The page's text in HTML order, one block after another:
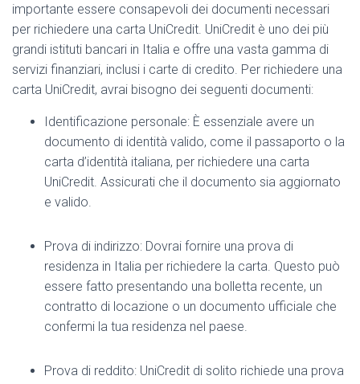
importante essere consapevoli dei documenti necessari
per richiedere una carta UniCredit. UniCredit è uno dei più
grandi istituti bancari in Italia e offre una vasta gamma di
servizi finanziari, inclusi i carte di credito. Per richiedere una
carta UniCredit, avrai bisogno dei seguenti documenti:
Identificazione personale: È essenziale avere un
documento di identità valido, come il passaporto o la
carta d’identità italiana, per richiedere una carta
UniCredit. Assicurati che il documento sia aggiornato
e valido.
Prova di indirizzo: Dovrai fornire una prova di
residenza in Italia per richiedere la carta. Questo può
essere fatto presentando una bolletta recente, un
contratto di locazione o un documento ufficiale che
confermi la tua residenza nel paese.
Prova di reddito: UniCredit di solito richiede una prova